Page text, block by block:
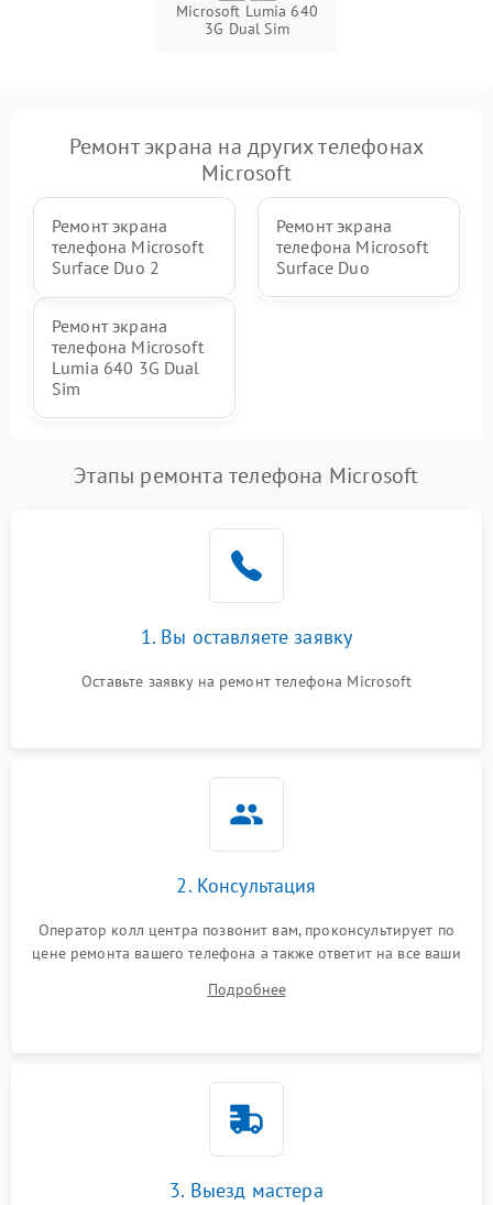
Microsoft Lumia 640
3G Dual Sim
Ремонт экрана на других телефонах
Microsoft
Ремонт экрана
телефона Microsoft
Surface Duo 2
Ремонт экрана
телефона Microsoft
Surface Duo
Ремонт экрана
телефона Microsoft
Lumia 640 3G Dual
Sim
Этапы ремонта телефона Microsoft
1. Вы оставляете заявку
Оставьте заявку на ремонт телефона Microsoft
2. Консультация
Оператор колл центра позвонит вам, проконсультирует по
цене ремонта вашего телефона а также ответит на все ваши
Подробнее
3. Выезд мастера